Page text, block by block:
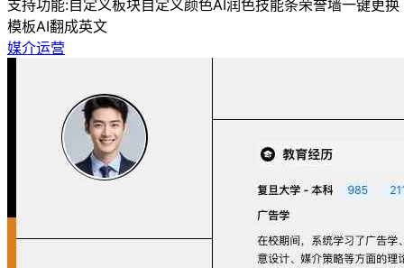
支持功能:自定义板块自定义颜色AI润色技能条荣誉墙一键更换
模板AI翻成英文
媒介运营